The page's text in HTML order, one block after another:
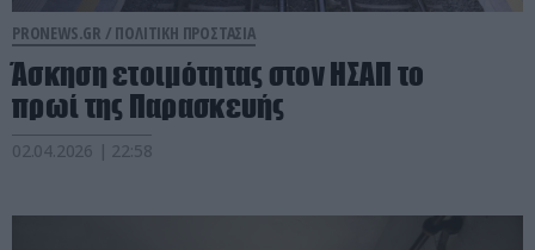
PRONEWS.GR / ΠΟΛΙΤΙΚΗ ΠΡΟΣΤΑΣΙΑ
Άσκηση ετοιμότητας στον ΗΣΑΠ το
πρωί της Παρασκευής
02.04.2026 | 22:58